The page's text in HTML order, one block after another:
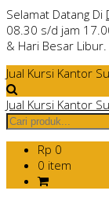
Selamat Datang Di
08.30 s/d jam
& Hari Besar Libur.
Jual Kursi Kantor
Jual Kursi Kantor
Rp 0
0 item